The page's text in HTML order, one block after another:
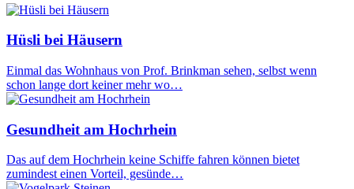
Hüsli bei Häusern
Einmal das Wohnhaus von Prof. Brinkman sehen, selbst wenn
schon lange dort keiner mehr wo…
Gesundheit am Hochrhein
Das auf dem Hochrhein keine Schiffe fahren können bietet
zumindest einen Vorteil, gesünde…